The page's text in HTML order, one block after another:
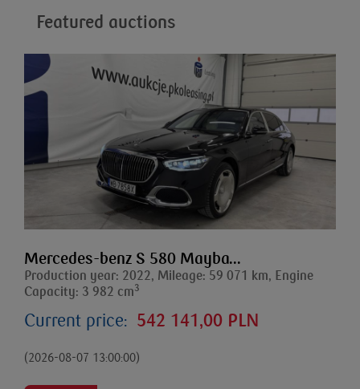
Featured auctions
Mercedes-benz S 580 Mayba...
Production year: 2022, Mileage: 59 071 km, Engine
Capacity: 3 982 cm3
Current price: 542 141,00 PLN
(2026-08-07 13:00:00)